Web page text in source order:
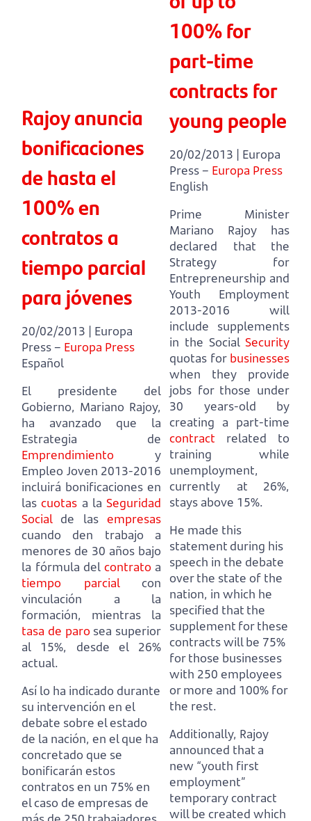
Rajoy anuncia
bonificaciones
de hasta el
100% en
contratos a
tiempo parcial
para jóvenes
20/02/2013 | Europa
Press – Europa Press
Español
El presidente del
Gobierno, Mariano Rajoy,
ha avanzado que la
Estrategia de
Emprendimiento y
Empleo Joven 2013-2016
incluirá bonificaciones en
lascuotas a la Seguridad
Socialde las empresas
cuando den trabajo a
menores de 30 años bajo
la fórmula del contratoa
tiempo parcialcon
vinculación a la
formación, mientras la
tasa de parosea superior
al 15%, desde el 26%
actual.
Así lo ha indicado durante
su intervención en el
debate sobre el estado
de la nación, en el que ha
concretado que se
bonificarán estos
contratos en un 75% en
el caso de empresas de
100% for
part-time
contracts for
young people
20/02/2013 | Europa
Press – Europa Press
English
Prime Minister
Mariano Rajoy has
declared that the
Strategy for
Entrepreneurship and
Youth Employment
2013-2016 will
include supplements
in the Social Security
quotas for businesses
when they provide
jobs for those under
30 years-old by
creating a part-time
contract related to
training while
unemployment,
currently at 26%,
stays above 15%.
He made this
statement during his
speech in the debate
over the state of the
nation, in which he
specified that the
supplement for these
contracts will be 75%
for those businesses
with 250 employees
or more and 100% for
the rest.
Additionally, Rajoy
announced that a
new “youth first
employment”
temporary contract
will be created which